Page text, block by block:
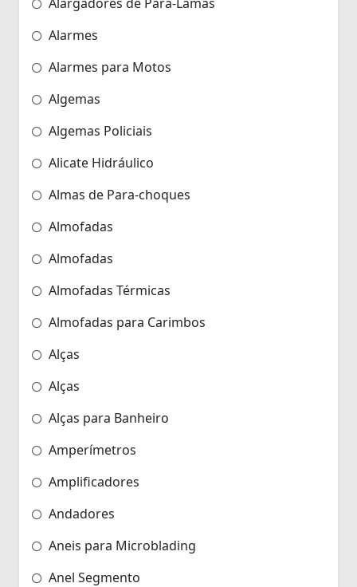
Alarmes
Alarmes para Motos
Algemas
Algemas Policiais
Alicate Hidráulico
Almas de Para-choques
Almofadas
Almofadas
Almofadas Térmicas
Almofadas para Carimbos
Alças
Alças
Alças para Banheiro
Amperímetros
Amplificadores
Andadores
Aneis para Microblading
Anel Segmento